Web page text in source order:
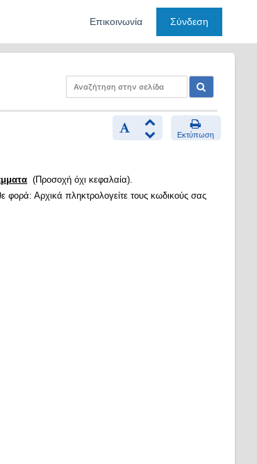
Επικοινωνία Σύνδεση
Εκτύπωση
(Προσοχή όχι κεφαλαία).
φορά: Αρχικά πληκτρολογείτε τους κωδικούς σας